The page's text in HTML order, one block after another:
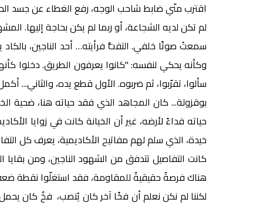
اقترب منّي ضابط شاحب الوجه، رفع الغطاء عن جسد
لم تكن لديه الشجاعة، أو ربما لم يكن بحاجة إليها.
سمعتُ صوتًا خلفي. التفتُّ فرأيته… أحد الناجين،
وكأنه يحكي لنفسه: "كانوا يعرفون الطريق. دخلوا
سألوا، تقرّبوا، ثم ضربوه. الأول قطع يده، والثاني...
بوقزولة... كان المجاهد الذي فقد حياته هنا، ضحية
حياته فداءً لأرضه، غير أن الخيانة كانت في زوايا
خيدة، الذي سلم لهم مفاتيح الأكاديمية، يعرف كل
كانت التفاصيل تتدفق من الشهود الناجين، ومن بقايا
هناك فرصةٌ حقيقيةٌ للمقاومة، فقد استغلّوا نقطة
لكننا لم نكن نعلم أن فخًا آخر كان يُنصب، فخٌ كان